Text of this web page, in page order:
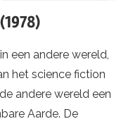
een andere wereld,
het science fiction
andere wereld een
Aarde. De